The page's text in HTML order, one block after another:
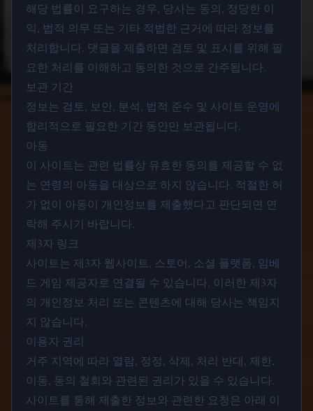
해당 법률이 요구하는 경우, 당사는 동의, 정당한 이
익, 법적 의무 또는 기타 적법한 근거에 따라 정보를
처리합니다. 댓글을 제출하면 검토 및 표시를 위해 필
요한 처리를 이해하고 동의한 것으로 간주됩니다.
보관 기간
정보는 검토, 보안, 분석, 법적 준수 및 사이트 운영에
합리적으로 필요한 기간 동안만 보관됩니다.
아동
이 사이트는 관련 법률상 유효한 동의를 제공할 수 없
는 연령의 아동을 대상으로 하지 않습니다. 적절한 허
가 없이 아동이 개인정보를 제출했다고 판단되면 연
락해 주시기 바랍니다.
제3자 링크
사이트는 제3자 웹사이트, 스토어, 소셜 플랫폼, 임베
드 게임 제공자로 연결될 수 있습니다. 이러한 제3자
의 개인정보 처리 또는 콘텐츠에 대해 당사는 책임지
지 않습니다.
이용자 권리
거주 지역에 따라 열람, 정정, 삭제, 처리 반대, 제한,
이동, 동의 철회와 관련된 권리가 있을 수 있습니다.
사이트를 통해 제출한 정보와 관련한 요청은 아래 이